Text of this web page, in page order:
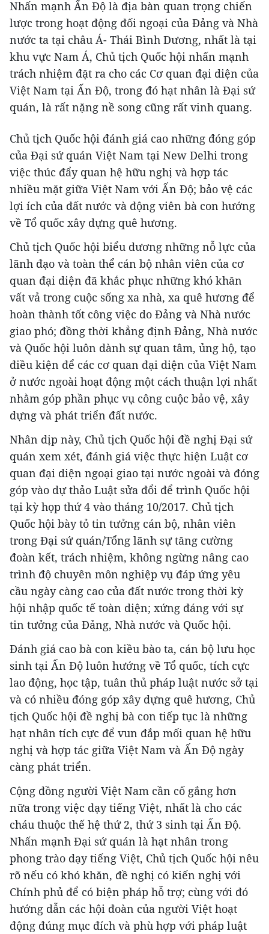
Nhấn mạnh Ấn Độ là địa bàn quan trọng chiến
lược trong hoạt động đối ngoại của Đảng và Nhà
nước ta tại châu Á- Thái Bình Dương, nhất là tại
khu vực Nam Á, Chủ tịch Quốc hội nhấn mạnh
trách nhiệm đặt ra cho các Cơ quan đại diện của
Việt Nam tại Ấn Độ, trong đó hạt nhân là Đại sứ
quán, là rất nặng nề song cũng rất vinh quang.
Chủ tịch Quốc hội đánh giá cao những đóng góp
của Đại sứ quán Việt Nam tại New Delhi trong
việc thúc đẩy quan hệ hữu nghị và hợp tác
nhiều mặt giữa Việt Nam với Ấn Độ; bảo vệ các
lợi ích của đất nước và động viên bà con hướng
về Tổ quốc xây dựng quê hương.
Chủ tịch Quốc hội biểu dương những nỗ lực của
lãnh đạo và toàn thể cán bộ nhân viên của cơ
quan đại diện đã khắc phục những khó khăn
vất vả trong cuộc sống xa nhà, xa quê hương để
hoàn thành tốt công việc do Đảng và Nhà nước
giao phó; đồng thời khẳng định Đảng, Nhà nước
và Quốc hội luôn dành sự quan tâm, ủng hộ, tạo
điều kiện để các cơ quan đại diện của Việt Nam
ở nước ngoài hoạt động một cách thuận lợi nhất
nhằm góp phần phục vụ công cuộc bảo vệ, xây
dựng và phát triển đất nước.
Nhân dịp này, Chủ tịch Quốc hội đề nghị Đại sứ
quán xem xét, đánh giá việc thực hiện Luật cơ
quan đại diện ngoại giao tại nước ngoài và đóng
góp vào dự thảo Luật sửa đổi để trình Quốc hội
tại kỳ họp thứ 4 vào tháng 10/2017. Chủ tịch
Quốc hội bày tỏ tin tưởng cán bộ, nhân viên
trong Đại sứ quán/Tổng lãnh sự tăng cường
đoàn kết, trách nhiệm, không ngừng nâng cao
trình độ chuyên môn nghiệp vụ đáp ứng yêu
cầu ngày càng cao của đất nước trong thời kỳ
hội nhập quốc tế toàn diện; xứng đáng với sự
tin tưởng của Đảng, Nhà nước và Quốc hội.
Đánh giá cao bà con kiều bào ta, cán bộ lưu học
sinh tại Ấn Độ luôn hướng về Tổ quốc, tích cực
lao động, học tập, tuân thủ pháp luật nước sở tại
và có nhiều đóng góp xây dựng quê hương, Chủ
tịch Quốc hội đề nghị bà con tiếp tục là những
hạt nhân tích cực để vun đắp mối quan hệ hữu
nghị và hợp tác giữa Việt Nam và Ấn Độ ngày
càng phát triển.
Cộng đồng người Việt Nam cần cố gắng hơn
nữa trong việc dạy tiếng Việt, nhất là cho các
cháu thuộc thế hệ thứ 2, thứ 3 sinh tại Ấn Độ.
Nhấn mạnh Đại sứ quán là hạt nhân trong
phong trào dạy tiếng Việt, Chủ tịch Quốc hội nêu
rõ nếu có khó khăn, đề nghị có kiến nghị với
Chính phủ để có biện pháp hỗ trợ; cùng với đó
hướng dẫn các hội đoàn của người Việt hoạt
động đúng mục đích và phù hợp với pháp luật